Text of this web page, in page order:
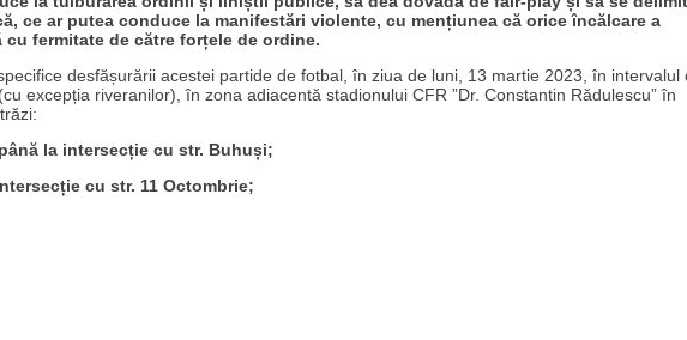
ce ar putea conduce la manifestări violente, cu mențiunea că orice încălcare a
fermitate de către forțele de ordine.
desfășurării acestei partide de fotbal, în ziua de luni, 13 martie 2023, în intervalul
excepția riveranilor), în zona adiacentă stadionului CFR ”Dr. Constantin Rădulescu” în
la intersecție cu str. Buhuși;
cu str. 11 Octombrie;